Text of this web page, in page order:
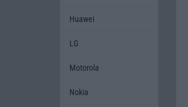
Huawei
LG
Motorola
Nokia